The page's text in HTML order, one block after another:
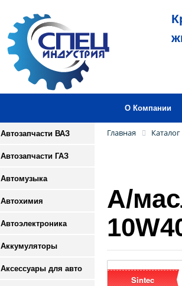
О Компании
Автозапчасти ВАЗ
Автозапчасти ГАЗ
Автомузыка
Автохимия
Автоэлектроника
Аккумуляторы
Аксессуары для авто
Главная Каталог
А/
Sintec